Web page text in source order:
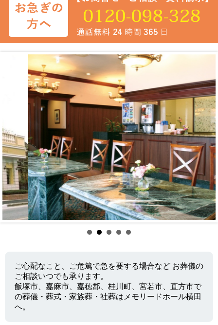
ご心配なこと、ご危篤で急を要する場合など お葬儀の
ご相談いつでも承ります。
飯塚市、嘉麻市、嘉穂郡、桂川町、宮若市、直方市で
の葬儀・葬式・家族葬・社葬はメモリードホール横田
へ。